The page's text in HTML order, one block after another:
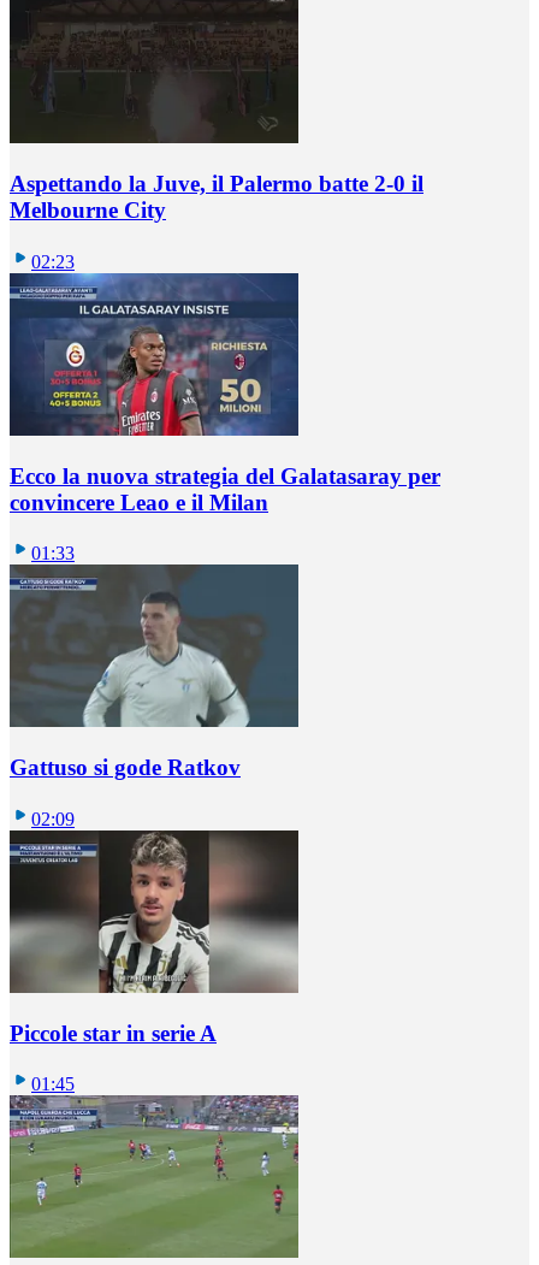
Aspettando la Juve, il Palermo batte 2-0 il
Melbourne City
02:23
Ecco la nuova strategia del Galatasaray per
convincere Leao e il Milan
01:33
Gattuso si gode Ratkov
02:09
Piccole star in serie A
01:45